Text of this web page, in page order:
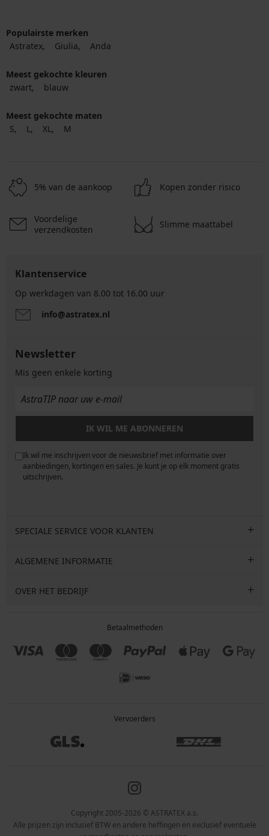
Populairste merken
Astratex
Giulia Anda
Meest gekochte kleuren
zwart
blauw
Meest gekochte maten
S
L XL M
5% van de aankoop Kopen zonder risico
Voordelige
verzendkosten
Slimme maattabel
Klantenservice
Op werkdagen van 8.00 tot 16.00 uur
info@astratex.nl
Newsletter
Mis geen enkele korting
IK WIL ME ABONNEREN
Ik wil me inschrijven voor de nieuwsbrief met informatie over
aanbiedingen, kortingen en sales. Je kunt je op elk moment gratis
uitschrijven.
SPECIALE SERVICE VOOR KLANTEN
ALGEMENE INFORMATIE
OVER HET BEDRIJF
Betaalmethoden
Vervoerders
Copyright 2005-2026 © ASTRATEX a.s.
Alle prijzen zijn inclusief BTW en andere heffingen en exclusief eventuele